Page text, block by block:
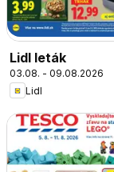
Lidl leták
03.08. - 09.08.2026
Lidl